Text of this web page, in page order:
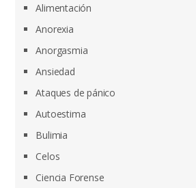
Alimentación
Anorexia
Anorgasmia
Ansiedad
Ataques de pánico
Autoestima
Bulimia
Celos
Ciencia Forense